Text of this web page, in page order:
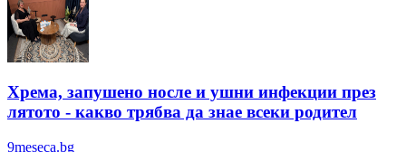
Хрема, запушено носле и ушни инфекции през
лятотo - какво трябва да знае всеки родител
9meseca.bg